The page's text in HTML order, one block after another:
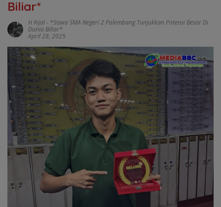
Biliar*
H Rijal- *Siswa SMA Negeri 2 Palembang Tunjukkan Potensi Besar Di
Dunia Biliar*
April 28, 2025